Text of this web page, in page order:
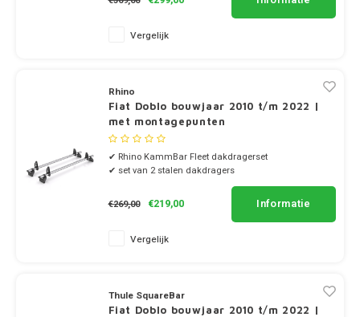
Volvo
Vergelijk
Rhino
Fiat Doblo bouwjaar 2010 t/m 2022 |
met montagepunten
✔ Rhino KammBar Fleet dakdragerset
✔ set van 2 stalen dakdragers
€269,00
€219,00 Informatie
Vergelijk
Thule SquareBar
Fiat Doblo bouwjaar 2010 t/m 2022 |